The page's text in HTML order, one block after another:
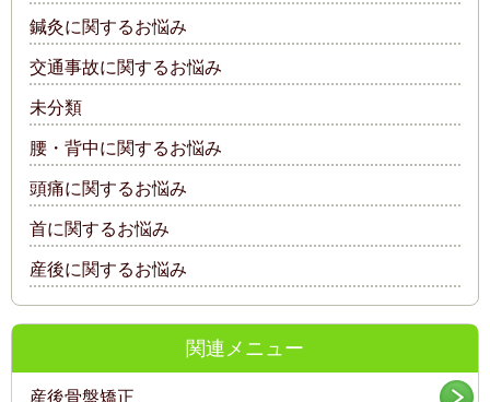
鍼灸に関するお悩み
交通事故に関するお悩み
未分類
腰・背中に関するお悩み
頭痛に関するお悩み
首に関するお悩み
産後に関するお悩み
関連メニュー
産後骨盤矯正